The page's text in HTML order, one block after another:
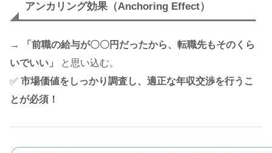
アンカリング効果（Anchoring Effect）
→
「前職の給与が〇〇円だったから、転職先もそのくら
いでいい」
と思い込む。
✅ 市場価値をしっかり調査し、適正な年収交渉を行うこ
とが必須！